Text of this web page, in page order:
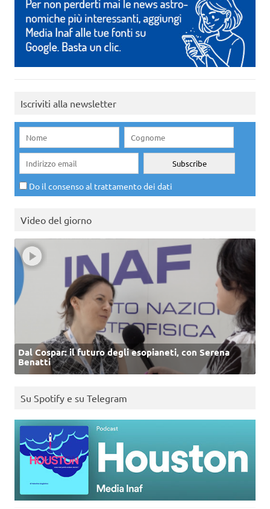
Iscriviti alla newsletter
Do il consenso al trattamento dei dati
Video del giorno
Dal Cospar: il futuro degli esopianeti, con Serena
Benatti
Su Spotify e su Telegram